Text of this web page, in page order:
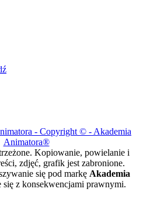
- Copyright © - Akademia
Animatora®
Kopiowanie, powielanie i
zdjęć, grafik jest zabronione.
się pod markę Akademia
z konsekwencjami prawnymi.